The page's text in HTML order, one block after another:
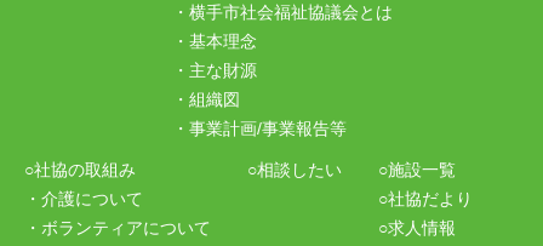
・横手市社会福祉協議会とは
・基本理念
・主な財源
・組織図
・事業計画/事業報告等
○社協の取組み
・介護について
・ボランティアについて
○相談したい
○施設一覧
○社協だより
○求人情報